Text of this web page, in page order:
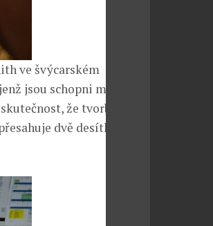
ve švýcarském
jsou schopni modely
že tvorba
dvě desítky